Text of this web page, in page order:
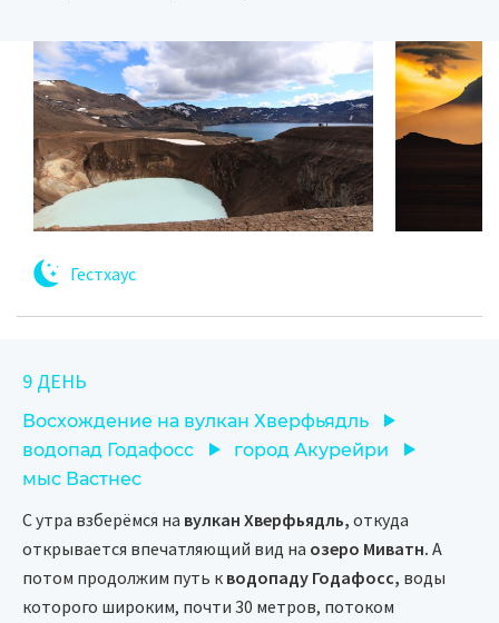
Гестхаус
9 ДЕНЬ
Восхождение на вулкан Хверфьядль
водопад Годафосс
город Акурейри
мыс Вастнес
С утра взберёмся на вулкан Хверфьядль, откуда
открывается впечатляющий вид на озеро Миватн. А
потом продолжим путь к водопаду Годафосс, воды
которого широким, почти 30 метров, потоком